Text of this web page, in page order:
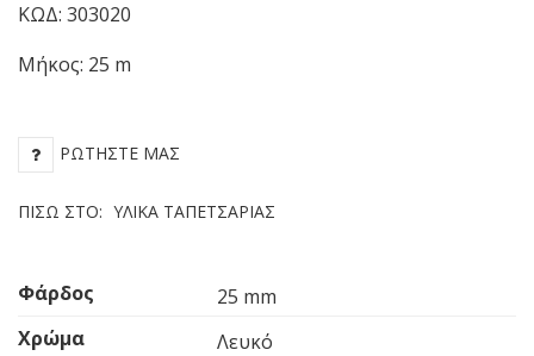
Black
Grey
U9972
ΚΩΔ: 303020
Μήκος: 25 m
ΡΩΤΉΣΤΕ ΜΑΣ
ΠΊΣΩ ΣΤΟ: ΥΛΙΚΆ ΤΑΠΕΤΣΑΡΊΑΣ
Φάρδος
25 mm
Χρώμα
Λευκό